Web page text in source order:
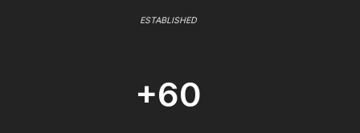
ESTABLISHED
+60